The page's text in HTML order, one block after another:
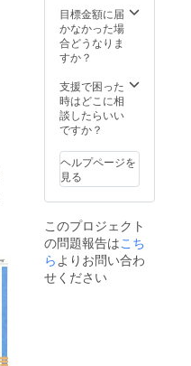
注意
バンド
等グ
は、
15,000
円×メン
バー人
のご支
をお願
いいた
しま
す。
いたし
ます。
目標金額に届
かなかった場
合どうなりま
すか？
支援で困った
時はどこに相
談したらいい
ですか？
ヘルプページを
見る
このプロジェクト
の問題報告はこち
ら よりお問い合わ
せください